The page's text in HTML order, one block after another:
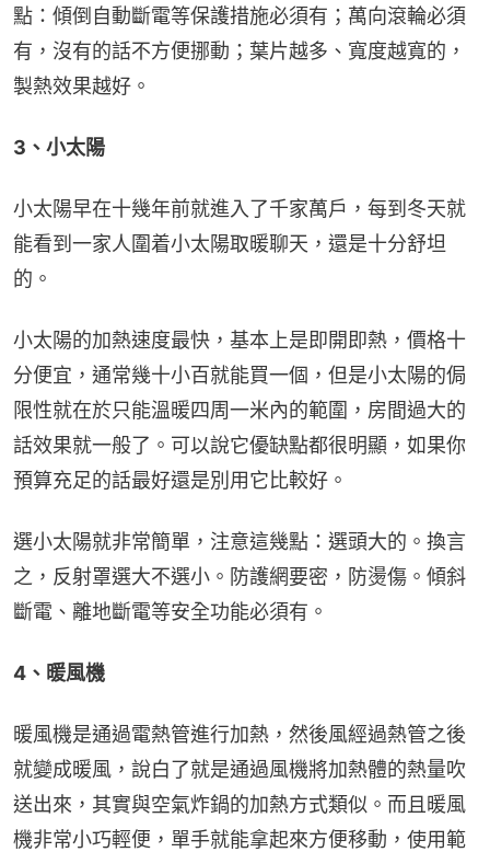
點：傾倒自動斷電等保護措施必須有；萬向滾輪必須
有，沒有的話不方便挪動；葉片越多、寬度越寬的，
製熱效果越好。
3、小太陽
小太陽早在十幾年前就進入了千家萬戶，每到冬天就
能看到一家人圍着小太陽取暖聊天，還是十分舒坦
的。
小太陽的加熱速度最快，基本上是即開即熱，價格十
分便宜，通常幾十小百就能買一個，但是小太陽的侷
限性就在於只能溫暖四周一米內的範圍，房間過大的
話效果就一般了。可以說它優缺點都很明顯，如果你
預算充足的話最好還是別用它比較好。
選小太陽就非常簡單，注意這幾點：選頭大的。換言
之，反射罩選大不選小。防護網要密，防燙傷。傾斜
斷電、離地斷電等安全功能必須有。
4、暖風機
暖風機是通過電熱管進行加熱，然後風經過熱管之後
就變成暖風，說白了就是通過風機將加熱體的熱量吹
送出來，其實與空氣炸鍋的加熱方式類似。而且暖風
機非常小巧輕便，單手就能拿起來方便移動，使用範